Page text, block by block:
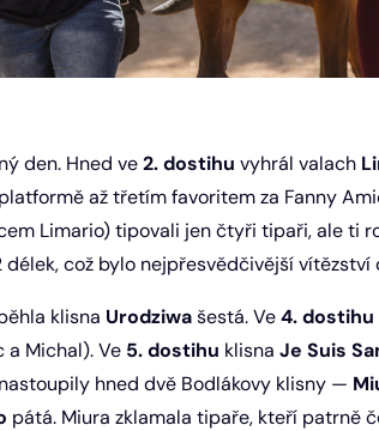
den. Hned ve2. dostihu vyhrál valach
až třetím favoritem za Fanny
Limario) tipovali jen čtyři tipaři, ale ti
délek, což bylo nejpřesvědčivější vítězství
klisna Urodziwašestá. Ve4. dostihu
Michal). Ve 5. dostihu klisna Je Suis
nastoupily hned dvě Bodlákovy klisny —
pátá. Miura zklamala tipaře, kteří